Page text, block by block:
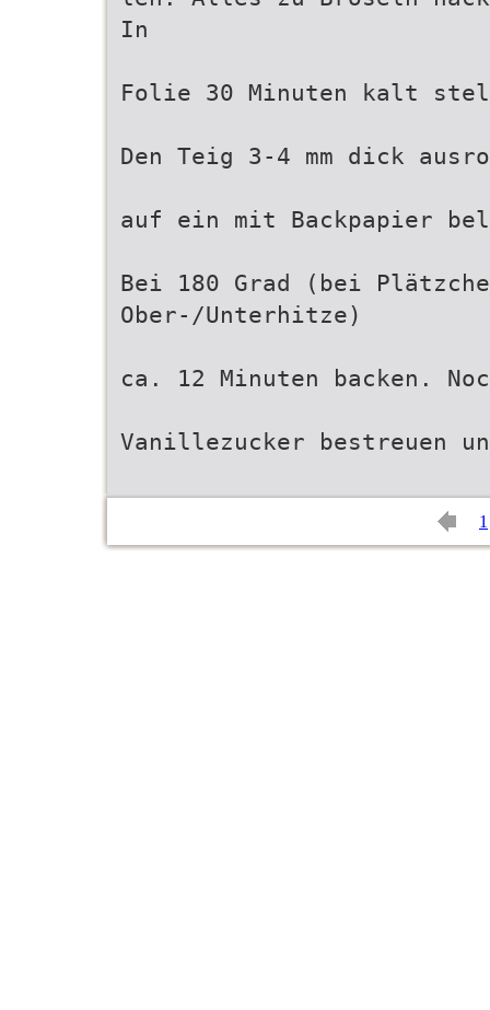
In
Folie 30 Minuten kalt
Den Teig 3-4 mm dick
auf ein mit Backpapier
Bei 180 Grad (bei
Ober-/Unterhitze)
ca. 12 Minuten backen.
Vanillezucker bestreuen
1